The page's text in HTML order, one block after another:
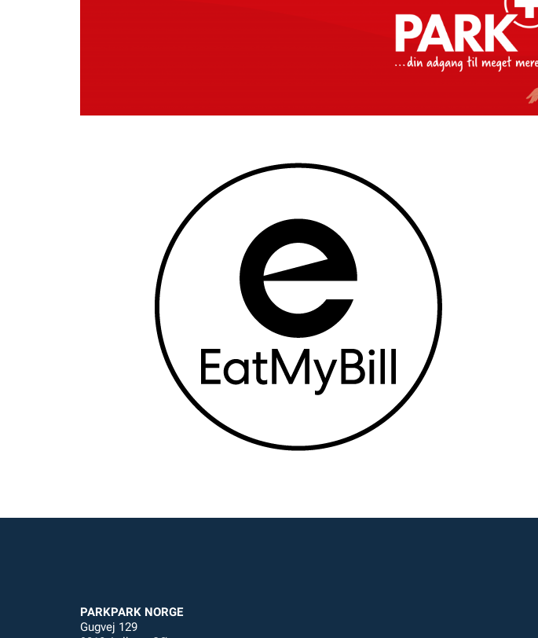
PARKPARK NORGE
Gugvej 129